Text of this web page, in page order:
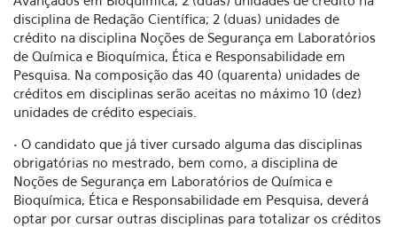
disciplina de Redação Científica; 2 (duas) unidades de
crédito na disciplina Noções de Segurança em Laboratórios
de Química e Bioquímica, Ética e Responsabilidade em
Pesquisa. Na composição das 40 (quarenta) unidades de
créditos em disciplinas serão aceitas no máximo 10 (dez)
unidades de crédito especiais.
• O candidato que já tiver cursado alguma das disciplinas
obrigatórias no mestrado, bem como, a disciplina de
Noções de Segurança em Laboratórios de Química e
Bioquímica, Ética e Responsabilidade em Pesquisa, deverá
optar por cursar outras disciplinas para totalizar os créditos